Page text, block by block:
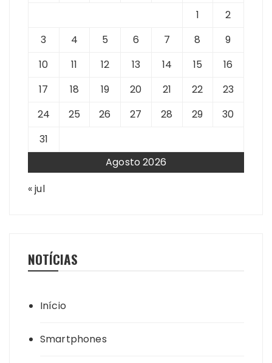
Agosto 2026
1
2
3
4 5 6 7 8
9
10
11 12 13 14 15
16
17
18 19 20 21 22
23
24
25 26 27 28 29
30
31
« jul
NOTÍCIAS
Início
Smartphones